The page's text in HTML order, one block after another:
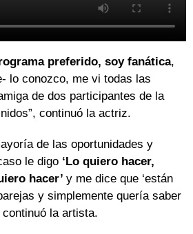
preferido, soy fanática,
lo conozco, me vi todas las
de dos participantes de la
continuó la actriz.
de las oportunidades y
le digo ‘Lo quiero hacer,
hacer’ y me dice que ‘están
y simplemente quería saber
continuó la artista.